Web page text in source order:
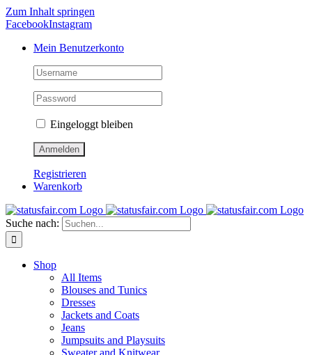
Zum Inhalt springen
FacebookInstagram
Mein Benutzerkonto
Eingeloggt bleiben
Registrieren
Warenkorb
Suche nach:
Shop
All Items
Blouses and Tunics
Dresses
Jackets and Coats
Jeans
Jumpsuits and Playsuits
Sweater and Knitwear